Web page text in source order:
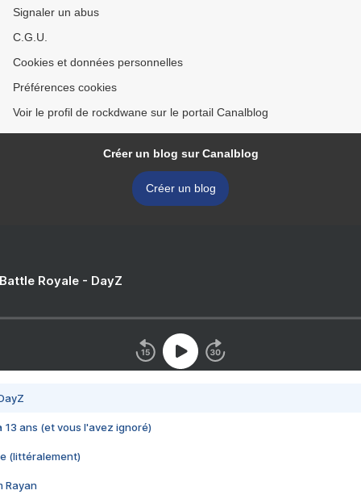
Signaler un abus
C.G.U.
Cookies et données personnelles
Préférences cookies
Voir le profil de rockdwane sur le portail Canalblog
Créer un blog sur Canalblog
Créer un blog
Royale - DayZ
13 ans (et vous l'avez ignoré)
(littéralement)
Rayan